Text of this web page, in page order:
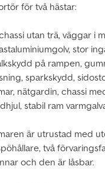
för två hästar:
utan trä, väggar i
stor
på rampen,
sparkskydd,
nätgardin, chassi
stabil ram
är utrustad med
två
och den är låsbar.